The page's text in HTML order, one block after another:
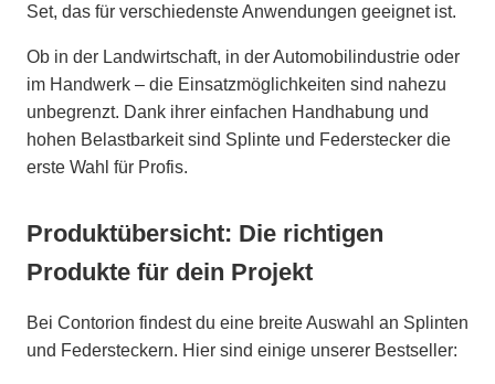
Set, das für verschiedenste Anwendungen geeignet ist.
Ob in der Landwirtschaft, in der Automobilindustrie oder
im Handwerk – die Einsatzmöglichkeiten sind nahezu
unbegrenzt. Dank ihrer einfachen Handhabung und
hohen Belastbarkeit sind Splinte und Federstecker die
erste Wahl für Profis.
Produktübersicht: Die richtigen
Produkte für dein Projekt
Bei Contorion findest du eine breite Auswahl an Splinten
und Federsteckern. Hier sind einige unserer Bestseller: